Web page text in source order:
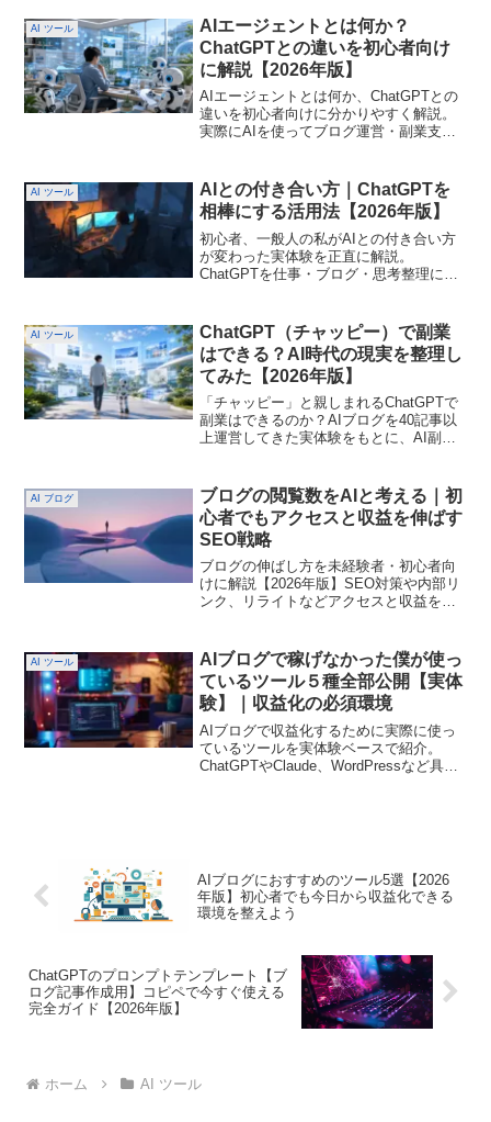
ChatGPTなどのAIツールを活用した副業
方法
AI ツール
AIエージェントとは何か？
ChatGPTとの違いを初心者向け
に解説【2026年版】
AIエージェントとは何か、ChatGPTとの
違いを初心者向けに分かりやすく解説。
実際にAIを使ってブログ運営・副業支援
ます。AIエージェントとは何か？
ChatGPTとの違いを初心者向けに解説
【2026年版】 - AI副業ラボ AIMA
AI ツール
AIとの付き合い方｜ChatGPTを
相棒にする活用法【2026年版】
初心者、一般人の私がAIとの付き合い方
が変わった実体験を正直に解説。
ChatGPTを仕事・ブログ・思考整理に活
います。AIとの付き合い方｜ChatGPTを
相棒にして進めて分かった - AI副業ラボ
AIMA｜未経験初心者が仕事を創る方法
AI ツール
ChatGPT（チャッピー）で副業
はできる？AI時代の現実を整理し
てみた【2026年版】
「チャッピー」と親しまれるChatGPTで
副業はできるのか？AIブログを40記事以
上運営してきた実体験をもとに、AI副業
副業はできる？AI時代の現実を整理して
みた【2026年版】｜AI副業を未経験初心
者が創る
AI ブログ
ブログの閲覧数をAIと考える｜初
心者でもアクセスと収益を伸ばす
SEO戦略
ブログの伸ばし方を未経験者・初心者向
けに解説【2026年版】SEO対策や内部リ
ンク、リライトなどアクセスと収益を伸
｜初心者でもアクセスと収益を伸ばす
SEO戦略 AIブログを20記事書いて分かっ
たことアクセス0から変化したリアル
AI ツール
AIブログで稼げなかった僕が使っ
ているツール５種全部公開【実体
験】｜収益化の必須環境
AIブログで収益化するために実際に使っ
ているツールを実体験ベースで紹介。
ChatGPTやClaude、WordPressなど具体
AIブログにおすすめのツール5選【2026
年版】初心者でも今日から収益化できる
環境を整えよう
ChatGPTのプロンプトテンプレート【ブ
ログ記事作成用】コピペで今すぐ使える
完全ガイド【2026年版】
ホーム AI ツール